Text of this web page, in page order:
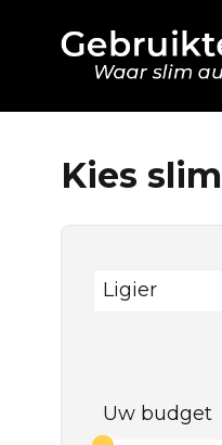
Kies
Ligier
Uw budget